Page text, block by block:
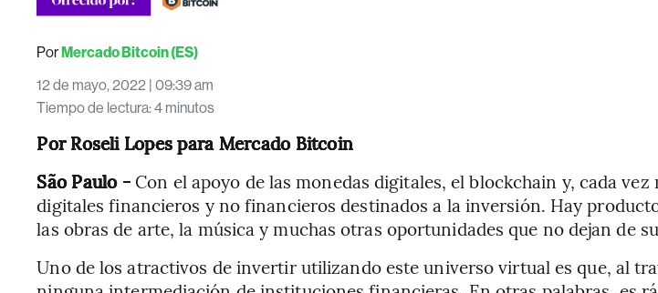
Por Mercado Bitcoin (ES)
12 de mayo, 2022 | 09:39 am
Tiempo de lectura:4 minutos
Por Roseli Lopes para Mercado Bitcoin
São Paulo - Con el apoyo de las monedas digitales, el blockchain y, cada
digitales financieros y no financieros destinados a la inversión. Hay
las obras de arte, la música y muchas otras oportunidades que no dejan de
Uno de los atractivos de invertir utilizando este universo virtual es que, al